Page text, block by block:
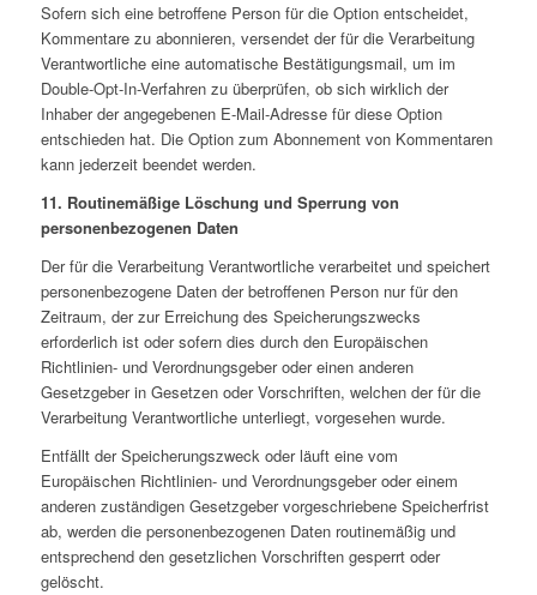
Sofern sich eine betroffene Person für die Option entscheidet,
Kommentare zu abonnieren, versendet der für die Verarbeitung
Verantwortliche eine automatische Bestätigungsmail, um im
Double-Opt-In-Verfahren zu überprüfen, ob sich wirklich der
Inhaber der angegebenen E-Mail-Adresse für diese Option
entschieden hat. Die Option zum Abonnement von Kommentaren
kann jederzeit beendet werden.
11. Routinemäßige Löschung und Sperrung von
personenbezogenen Daten
Der für die Verarbeitung Verantwortliche verarbeitet und speichert
personenbezogene Daten der betroffenen Person nur für den
Zeitraum, der zur Erreichung des Speicherungszwecks
erforderlich ist oder sofern dies durch den Europäischen
Richtlinien- und Verordnungsgeber oder einen anderen
Gesetzgeber in Gesetzen oder Vorschriften, welchen der für die
Verarbeitung Verantwortliche unterliegt, vorgesehen wurde.
Entfällt der Speicherungszweck oder läuft eine vom
Europäischen Richtlinien- und Verordnungsgeber oder einem
anderen zuständigen Gesetzgeber vorgeschriebene Speicherfrist
ab, werden die personenbezogenen Daten routinemäßig und
entsprechend den gesetzlichen Vorschriften gesperrt oder
gelöscht.